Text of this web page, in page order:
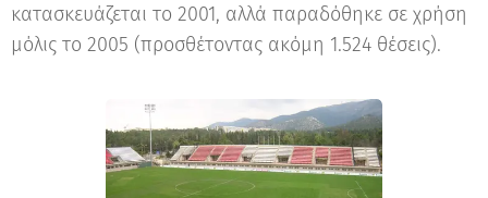
κατασκευάζεται το 2001, αλλά παραδόθηκε σε χρήση
μόλις το 2005 (προσθέτοντας ακόμη 1.524 θέσεις).